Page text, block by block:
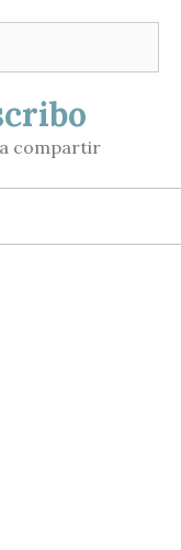
compartir